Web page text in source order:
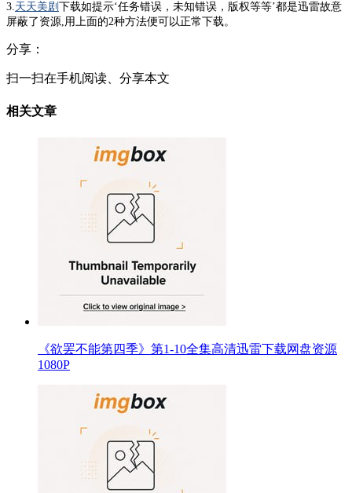
3.天天美剧 下载如提示‘任务错误，未知错误，版权等等’都是迅雷故意
屏蔽了资源,用上面的2种方法便可以正常下载。
分享：
扫一扫在手机阅读、分享本文
相关文章
《欲罢不能第四季》第1-10全集高清迅雷下载网盘资源
1080P